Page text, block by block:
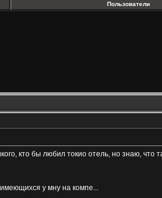
Пользователи
кто бы любил токио отель, но знаю, что
у мну на компе...